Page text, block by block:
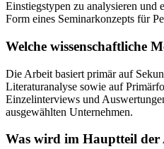
Einstiegstypen zu analysieren und
Form eines Seminarkonzepts für
Welche wissenschaftliche
Die Arbeit basiert primär auf
Literaturanalyse sowie auf
Einzelinterviews und
ausgewählten Unternehmen.
Was wird im Hauptteil der